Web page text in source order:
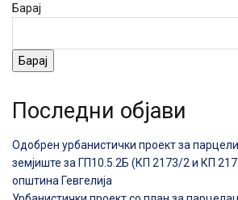
Барај
Барај
Последни објави
Одобрен урбанистички проект за
земјиште за ГП10.5.2Б (КП 2173/2 и КП
општина Гевгелија